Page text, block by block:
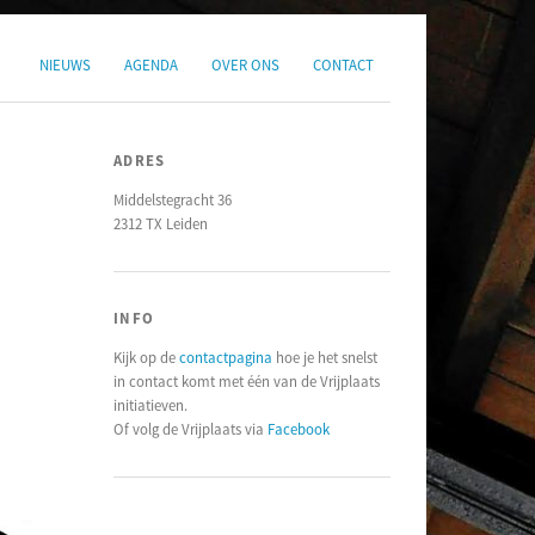
NIEUWS AGENDA OVER ONS CONTACT
ADRES
Middelstegracht 36
2312 TX Leiden
INFO
Kijk op decontactpagina hoe je het snelst
in contact komt met één van de Vrijplaats
initiatieven.
Of volg de Vrijplaats via Facebook